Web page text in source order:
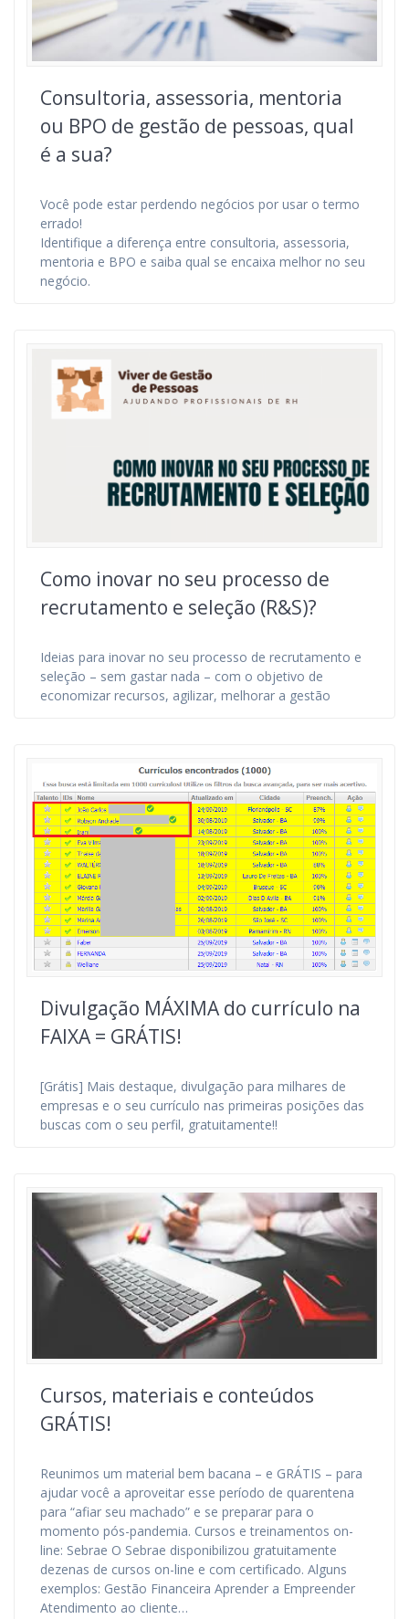
Consultoria, assessoria, mentoria
ou BPO de gestão de pessoas, qual
é a sua?
Você pode estar perdendo negócios por usar o termo
errado!
Identifique a diferença entre consultoria, assessoria,
mentoria e BPO e saiba qual se encaixa melhor no seu
negócio.
Como inovar no seu processo de
recrutamento e seleção (R&S)?
Ideias para inovar no seu processo de recrutamento e
seleção – sem gastar nada – com o objetivo de
economizar recursos, agilizar, melhorar a gestão
Divulgação MÁXIMA do currículo na
FAIXA = GRÁTIS!
[Grátis] Mais destaque, divulgação para milhares de
empresas e o seu currículo nas primeiras posições das
buscas com o seu perfil, gratuitamente!!
Cursos, materiais e conteúdos
GRÁTIS!
Reunimos um material bem bacana – e GRÁTIS – para
ajudar você a aproveitar esse período de quarentena
para “afiar seu machado” e se preparar para o
momento pós-pandemia. Cursos e treinamentos on-
line: Sebrae O Sebrae disponibilizou gratuitamente
dezenas de cursos on-line e com certificado. Alguns
exemplos: Gestão Financeira Aprender a Empreender
Atendimento ao cliente…